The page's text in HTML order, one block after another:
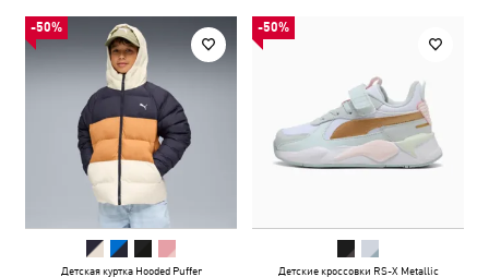
-50%
Детская куртка Hooded Puffer
-50%
Детские кроссовки RS-X Metallic